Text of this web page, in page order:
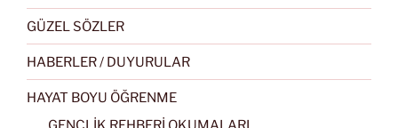
GÜZEL SÖZLER
HABERLER / DUYURULAR
HAYAT BOYU ÖĞRENME